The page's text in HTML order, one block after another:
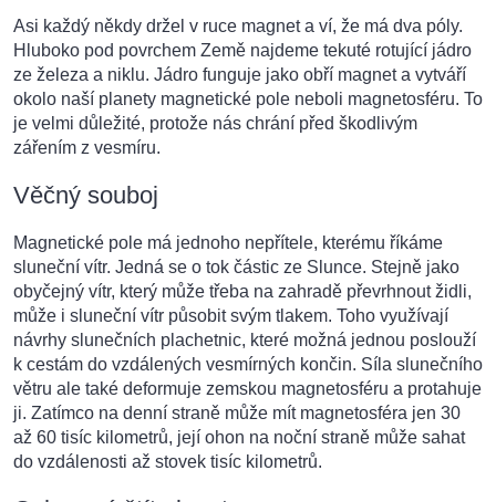
Asi každý někdy držel v ruce magnet a ví, že má dva póly.
Hluboko pod povrchem Země najdeme tekuté rotující jádro
ze železa a niklu. Jádro funguje jako obří magnet a vytváří
okolo naší planety magnetické pole neboli magnetosféru. To
je velmi důležité, protože nás chrání před škodlivým
zářením z vesmíru.
Věčný souboj
Magnetické pole má jednoho nepřítele, kterému říkáme
sluneční vítr. Jedná se o tok částic ze Slunce. Stejně jako
obyčejný vítr, který může třeba na zahradě převrhnout židli,
může i sluneční vítr působit svým tlakem. Toho využívají
návrhy slunečních plachetnic, které možná jednou poslouží
k cestám do vzdálených vesmírných končin. Síla slunečního
větru ale také deformuje zemskou magnetosféru a protahuje
ji. Zatímco na denní straně může mít magnetosféra jen 30
až 60 tisíc kilometrů, její ohon na noční straně může sahat
do vzdálenosti až stovek tisíc kilometrů.